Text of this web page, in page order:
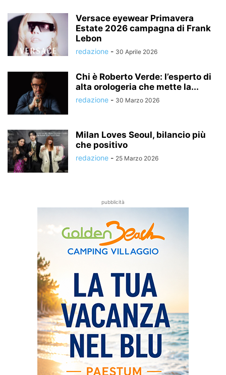
Versace eyewear Primavera
Estate 2026 campagna di Frank
Lebon
redazione - 30 Aprile 2026
Chi è Roberto Verde: l’esperto di
alta orologeria che mette la...
redazione - 30 Marzo 2026
Milan Loves Seoul, bilancio più
che positivo
redazione - 25 Marzo 2026
pubblicità